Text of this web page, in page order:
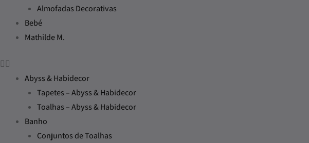
Almofadas Decorativas
Bebé
Mathilde M.
Abyss & Habidecor
Tapetes – Abyss & Habidecor
Toalhas – Abyss & Habidecor
Banho
Conjuntos de Toalhas